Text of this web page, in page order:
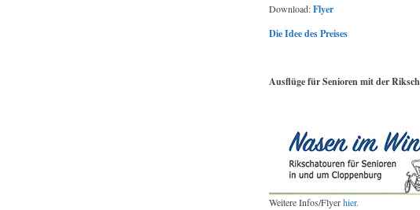
Download:Flyer
Die Idee des Preises
Ausflüge für Senioren mit der
Weitere Infos/Flyerhier.